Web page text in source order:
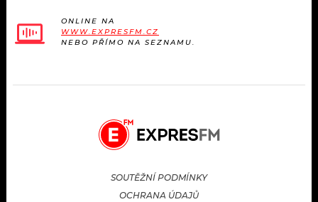
KULTURAONLINE NA
WWW.EXPRESFM.CZ
NEBO PŘÍMO NA SEZNAMU.
SOUTĚŽNÍ PODMÍNKY
OCHRANA ÚDAJŮ